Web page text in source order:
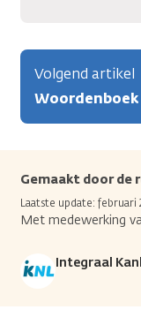
Volgend artikel
Gemaakt door de
Laatste update: februari
Met medewerking
Integraal